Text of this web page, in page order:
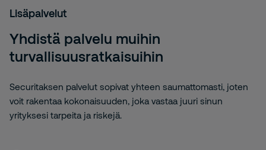
Lisäpalvelut
Yhdistä palvelu muihin
turvallisuusratkaisuihin
Securitaksen palvelut sopivat yhteen saumattomasti, joten
voit rakentaa kokonaisuuden, joka vastaa juuri sinun
yrityksesi tarpeita ja riskejä.